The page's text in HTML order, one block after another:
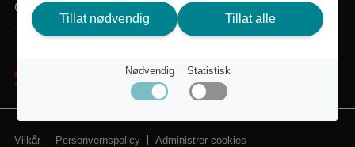
Klikk på lenken for å lese mer om hvordan vi bruker
cookies og andre tekniske løsninger, samt hvordan vi
Tillat nødvendig Tillat alle
Nødvendig Statistisk
Om Scandic Friends
Tilbake til scandichotels.no
Vilkår Personvernspolicy Administrer cookies